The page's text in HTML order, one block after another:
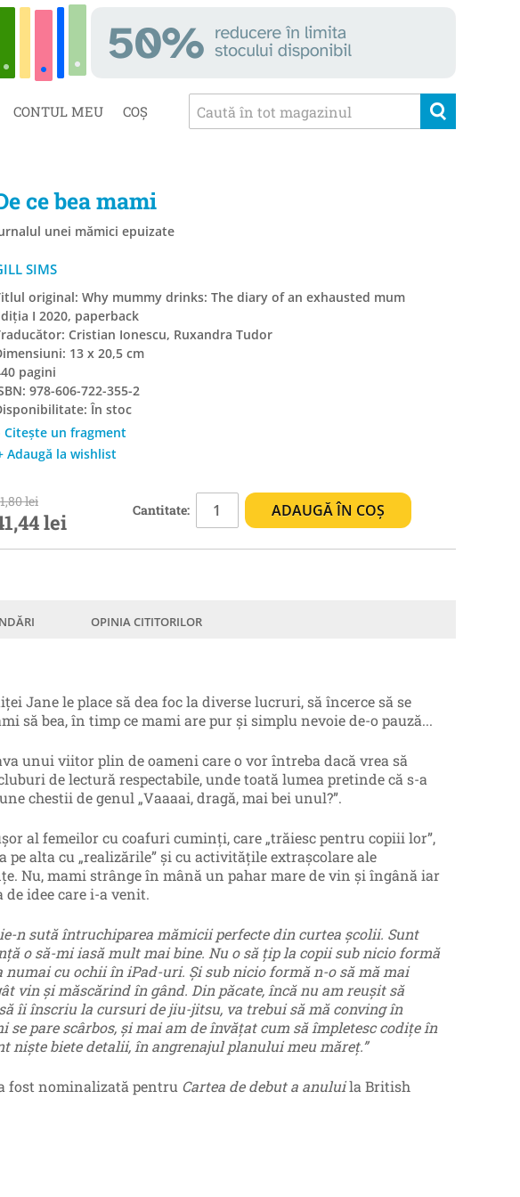
CONTUL MEU COȘ
ce bea mami
unei mămici epuizate
SIMS
original: Why mummy drinks: The diary of an exhausted mum
I 2020, paperback
Cristian Ionescu, Ruxandra Tudor
13 x 20,5 cm
pagini
978-606-722-355-2
În stoc
Citește un fragment
Adaugă la wishlist
lei
lei Cantitate: ADAUGĂ ÎN COȘ
OPINIA CITITORILOR
Jane le place să dea foc la diverse lucruri, să încerce să se
să bea, în timp ce mami are pur și simplu nevoie de-o pauză...
unui viitor plin de oameni care o vor întreba dacă vrea să
de lectură respectabile, unde toată lumea pretinde că s-a
chestii de genul „Vaaaai, dragă, mai bei unul?”.
al femeilor cu coafuri cuminți, care „trăiesc pentru copiii lor”,
pe alta cu „realizările” și cu activitățile extrașcolare ale
Nu, mami strânge în mână un pahar mare de vin și îngână iar
de idee care i-a venit.
n sută întruchiparea mămicii perfecte din curtea școlii. Sunt
o să-mi iasă mult mai bine. Nu o să țip la copii sub nicio formă
numai cu ochii în iPad-uri. Și sub nicio formă n-o să mă mai
vin și măscărind în gând. Din păcate, încă nu am reușit să
îi înscriu la cursuri de jiu-jitsu, va trebui să mă conving în
pare scârbos, și mai am de învățat cum să împletesc codițe în
niște biete detalii, în angrenajul planului meu măreț.”
fost nominalizată pentru Cartea de debut a anuluila British